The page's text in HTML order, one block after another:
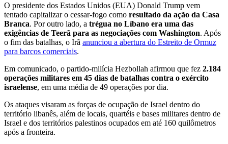
O presidente dos Estados Unidos (EUA) Donald Trump vem
tentado capitalizar o cessar-fogo como resultado da ação da Casa
Branca. Por outro lado, a trégua no Líbano era uma das
exigências de Teerã para as negociações com Washington. Após
o fim das batalhas, o Irã anunciou a abertura do Estreito de Ormuz
para barcos comerciais.
Em comunicado, o partido-milícia Hezbollah afirmou que fez 2.184
operações militares em 45 dias de batalhas contra o exército
israelense, em uma média de 49 operações por dia.
Os ataques visaram as forças de ocupação de Israel dentro do
território libanês, além de locais, quartéis e bases militares dentro de
Israel e dos territórios palestinos ocupados em até 160 quilômetros
após a fronteira.